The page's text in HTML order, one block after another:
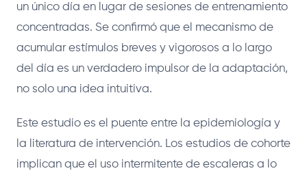
un único día en lugar de sesiones de entrenamiento
concentradas. Se confirmó que el mecanismo de
acumular estímulos breves y vigorosos a lo largo
del día es un verdadero impulsor de la adaptación,
no solo una idea intuitiva.
Este estudio es el puente entre la epidemiología y
la literatura de intervención. Los estudios de cohorte
implican que el uso intermitente de escaleras a lo